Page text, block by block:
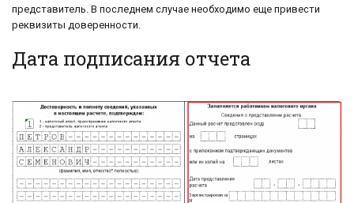
представитель. В последнем случае необходимо еще привести
реквизиты доверенности.
Дата подписания отчета